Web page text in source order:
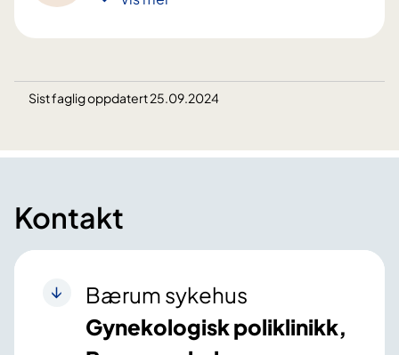
Sist faglig oppdatert 25.09.2024
Kontakt
Bærum sykehus
Gynekologisk poliklinikk,